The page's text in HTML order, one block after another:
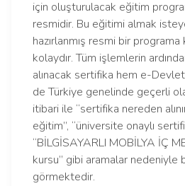
için oluşturulacak eğitim
resmidir. Bu eğitimi almak
hazırlanmış resmi bir
kolaydır. Tüm işlemlerin
alınacak sertifika hem e-
de Türkiye genelinde geçerli
itibari ile “sertifika nereden
eğitim”, “üniversite onaylı
“BİLGİSAYARLI MOBİLYA İÇ
kursu” gibi aramalar nedeniyle
görmektedir.